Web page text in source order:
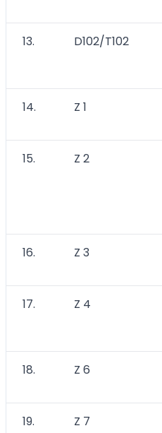
13. D102/T102
14. Z 1
15. Z 2
16. Z 3
17. Z 4
18. Z 6
19. Z 7